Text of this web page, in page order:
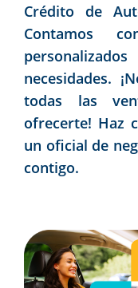
Crédito de
Contamos
necesidades.
todas las
ofrecerte! Haz
un oficial de
contigo.